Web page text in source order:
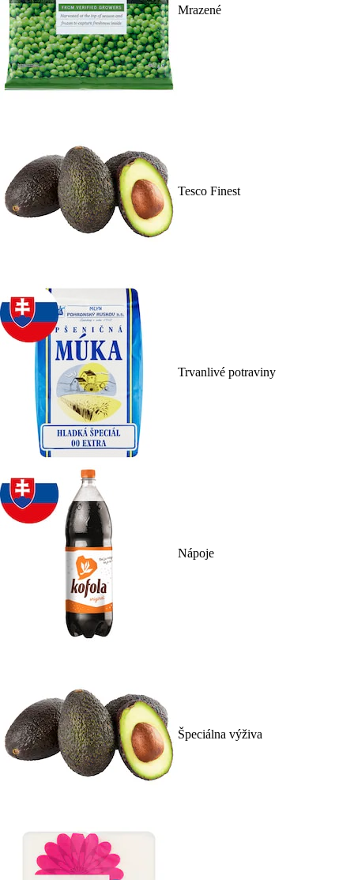
Mrazené
Tesco Finest
Trvanlivé potraviny
Nápoje
Špeciálna výživa